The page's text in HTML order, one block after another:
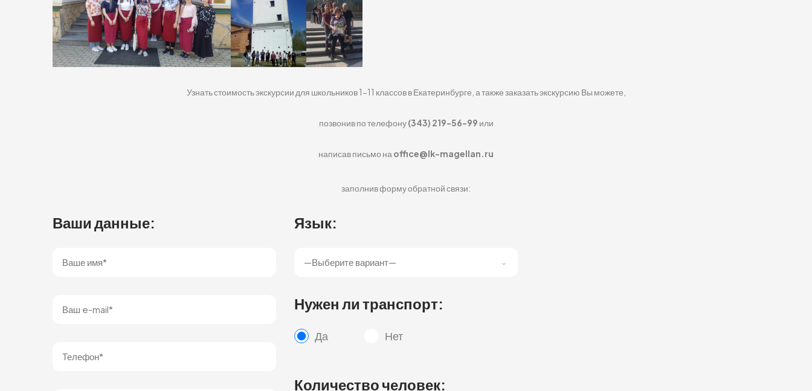
Узнать стоимость экскурсии для школьников 1-11 классов в Екатеринбурге, а также заказать экскурсию Вы можете,
позвонив по телефону(343) 219-56-99 или
написав письмо на office@lk-magellan.ru
заполнив форму обратной связи:
Ваши данные: Язык:
Нужен ли транспорт:
Да Нет
Количество человек: